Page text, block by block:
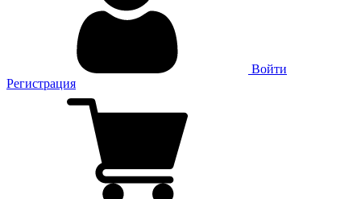
Войти
Регистрация